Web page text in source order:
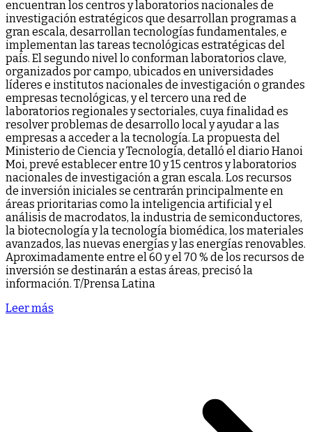
encuentran los centros y laboratorios nacionales de
investigación estratégicos que desarrollan programas a
gran escala, desarrollan tecnologías fundamentales, e
implementan las tareas tecnológicas estratégicas del
país. El segundo nivel lo conforman laboratorios clave,
organizados por campo, ubicados en universidades
líderes e institutos nacionales de investigación o grandes
empresas tecnológicas, y el tercero una red de
laboratorios regionales y sectoriales, cuya finalidad es
resolver problemas de desarrollo local y ayudar a las
empresas a acceder a la tecnología. La propuesta del
Ministerio de Ciencia y Tecnología, detalló el diario Hanoi
Moi, prevé establecer entre 10 y 15 centros y laboratorios
nacionales de investigación a gran escala. Los recursos
de inversión iniciales se centrarán principalmente en
áreas prioritarias como la inteligencia artificial y el
análisis de macrodatos, la industria de semiconductores,
la biotecnología y la tecnología biomédica, los materiales
avanzados, las nuevas energías y las energías renovables.
Aproximadamente entre el 60 y el 70 % de los recursos de
inversión se destinarán a estas áreas, precisó la
información. T/Prensa Latina
Leer más